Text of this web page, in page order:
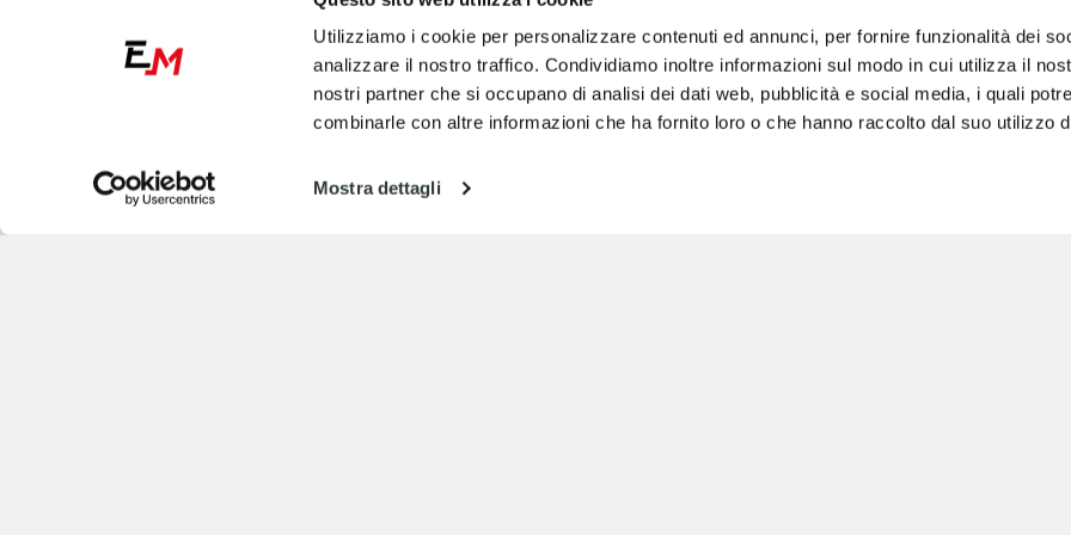
Utilizziamo i cookie per personalizzare contenuti ed annunci, per fornire funzionalità dei
analizzare il nostro traffico. Condividiamo inoltre informazioni sul modo in cui utilizza il
nostri partner che si occupano di analisi dei dati web, pubblicità e social media, i quali
combinarle con altre informazioni che ha fornito loro o che hanno raccolto dal suo utilizzo
Mostra dettagli